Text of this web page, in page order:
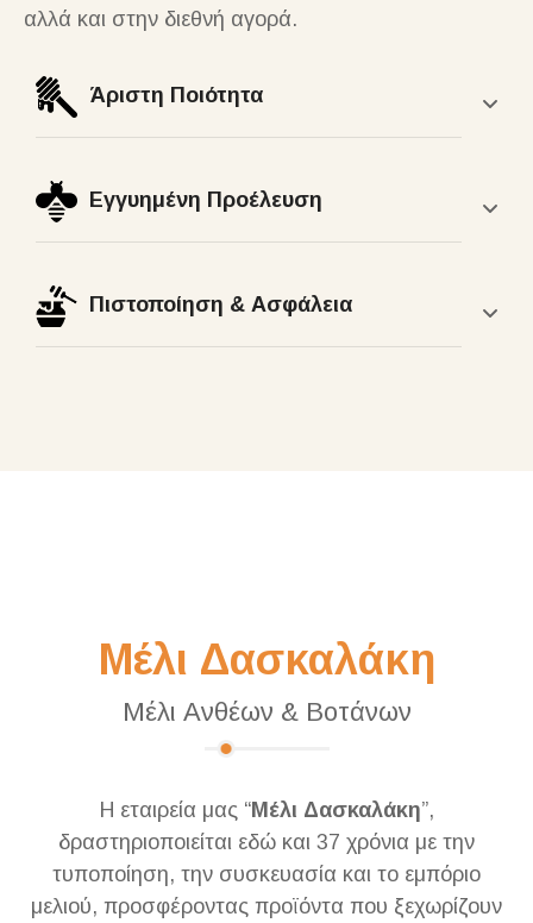
αλλά και στην διεθνή αγορά.
Άριστη Ποιότητα
Εγγυημένη Προέλευση
Πιστοποίηση & Ασφάλεια
Μέλι Δασκαλάκη
Μέλι Ανθέων & Βοτάνων
Η εταιρεία μας “Μέλι Δασκαλάκη”,
δραστηριοποιείται εδώ και 37 χρόνια με την
τυποποίηση, την συσκευασία και το εμπόριο
μελιού, προσφέροντας προϊόντα που ξεχωρίζουν